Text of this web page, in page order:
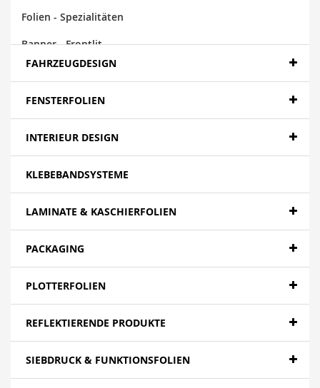
Folien - Spezialitäten
Banner - Frontlit
Banner - Backlit
Banner - Blockout
Papier
Canvas
Mesh
Textilien
Folien - High Tack | Niedertemperaturen
Folien - Adhäsionsfolien
FAHRZEUGDESIGN
FENSTERFOLIEN
INTERIEUR DESIGN
KLEBEBANDSYSTEME
LAMINATE & KASCHIERFOLIEN
PACKAGING
PLOTTERFOLIEN
REFLEKTIERENDE PRODUKTE
SIEBDRUCK & FUNKTIONSFOLIEN